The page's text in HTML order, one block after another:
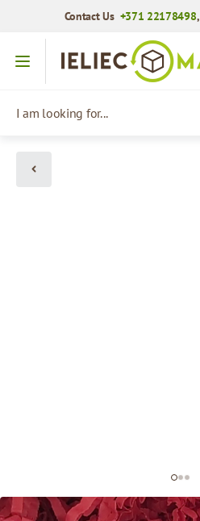
Contact Us +371 22178498,
Skip to Content